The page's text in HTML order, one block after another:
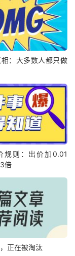
：大多数人都只做
规则：出价加0.01
倍
正在被淘汰